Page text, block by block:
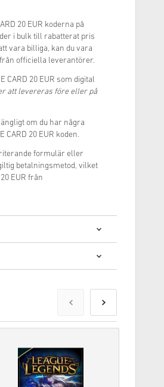
20 EUR koderna på
i bulk till rabatterat pris
vara billiga, kan du vara
officiella leverantörer.
CARD 20 EUR som digital
att levereras före eller på
om du har några
CARD 20 EUR koden.
formulär eller
betalningsmetod, vilket
EUR från
oss via vårt
och är därför